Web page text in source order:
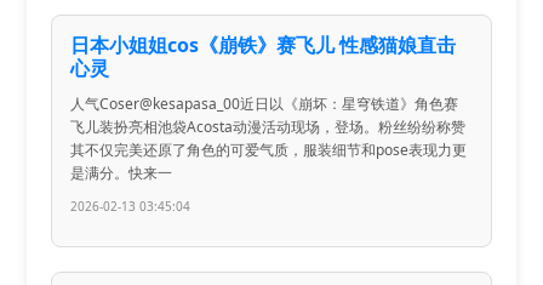
日本小姐姐cos《崩铁》赛飞儿 性感猫娘直击
心灵
人气Coser@kesapasa_00近日以《崩坏：星穹铁道》角色赛
飞儿装扮亮相池袋Acosta动漫活动现场，登场。粉丝纷纷称赞
其不仅完美还原了角色的可爱气质，服装细节和pose表现力更
是满分。快来一
2026-02-13 03:45:04